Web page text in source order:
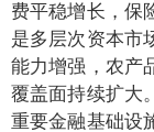
费平稳增长，保
是多层次资本市
能力增强，农产
覆盖面持续扩大
重要金融基础设